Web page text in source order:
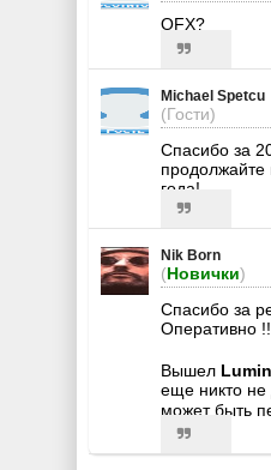
OFX?
Michael Spetcu
(Гости)
Спасибо за
продолжайте
года!
Nik Born
(Новички)
Спасибо за
Оперативно
Вышел
еще никто не
может быть